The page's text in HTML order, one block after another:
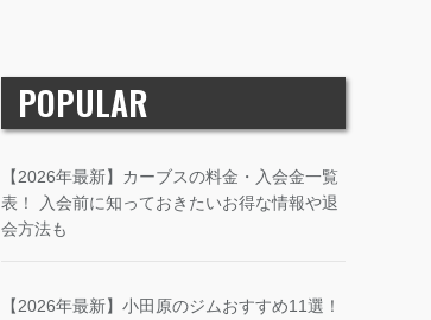
POPULAR
【2026年最新】カーブスの料金・入会金一覧
表！ 入会前に知っておきたいお得な情報や退
会方法も
【2026年最新】小田原のジムおすすめ11選！